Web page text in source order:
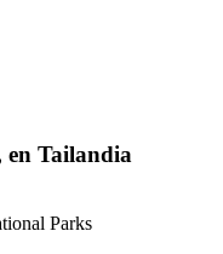
en Tailandia
Parks